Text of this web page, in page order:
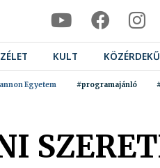
KULT KÖZÉRDEKŰ
Egyetem #programajánló